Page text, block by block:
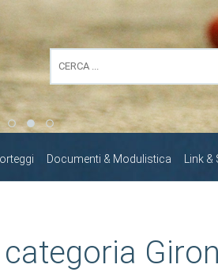
Documenti & Modulistica Link &